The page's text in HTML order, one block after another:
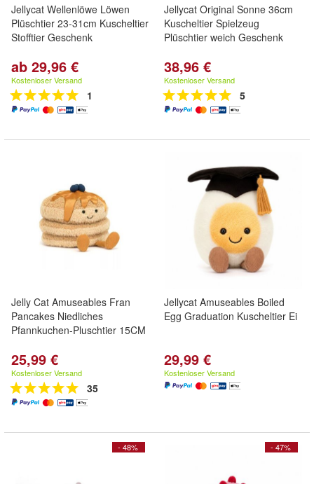
Jellycat Wellenlöwe Löwen
Plüschtier 23-31cm Kuscheltier
Stofftier Geschenk
ab 29,96 €
Kostenloser Versand
1
Jellycat Original Sonne 36cm
Kuscheltier Spielzeug
Plüschtier weich Geschenk
38,96 €
Kostenloser Versand
5
Jelly Cat Amuseables Fran
Pancakes Niedliches
Pfannkuchen-Pluschtier 15CM
25,99 €
Kostenloser Versand
35
Jellycat Amuseables Boiled
Egg Graduation Kuscheltier Ei
29,99 €
Kostenloser Versand
- 48% - 47%